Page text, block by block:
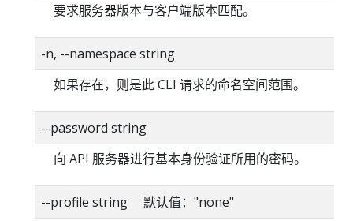
要求服务器版本与客户端版本匹配。
-n, --namespace string
如果存在，则是此 CLI 请求的命名空间范围。
--password string
向 API 服务器进行基本身份验证所用的密码。
--profile string 默认值："none"